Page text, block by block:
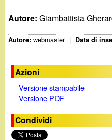
Autore:Giambattista
Autore:webmaster | Data di
Azioni
Versione stampabile
Versione PDF
Condividi